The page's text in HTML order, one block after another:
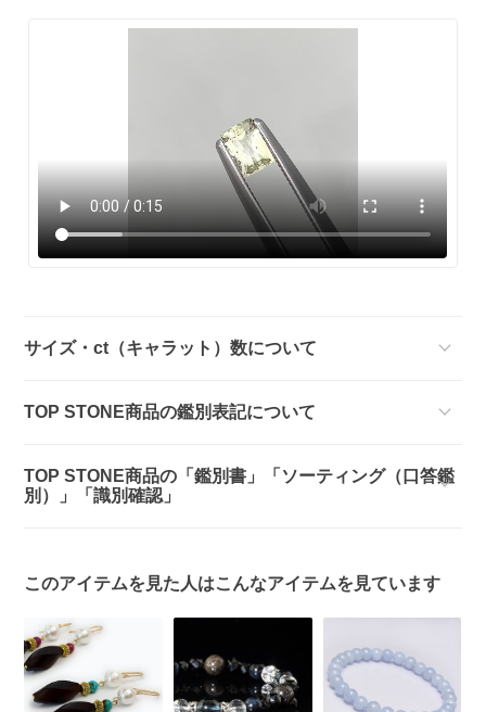
サイズ・ct（キャラット）数について
TOP STONE商品の鑑別表記について
TOP STONE商品の「鑑別書」「ソーティング（口答鑑
別）」「識別確認」
このアイテムを見た人はこんなアイテムを見ています